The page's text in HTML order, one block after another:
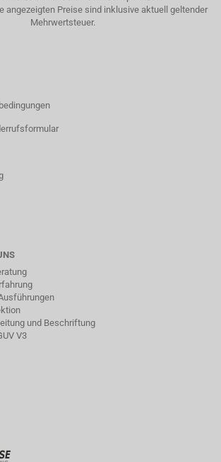
angezeigten Preise sind inklusive aktuell geltender
Mehrwertsteuer.
und Beschriftung
V3